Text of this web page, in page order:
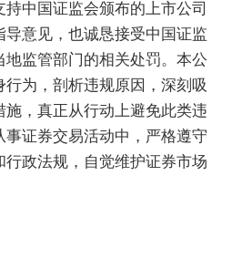
中国证监会颁布的上市公司
意见，也诚恳接受中国证监
监管部门的相关处罚。本公
为，剖析违规原因，深刻吸
，真正从行动上避免此类违
证券交易活动中，严格遵守
行政法规，自觉维护证券市场